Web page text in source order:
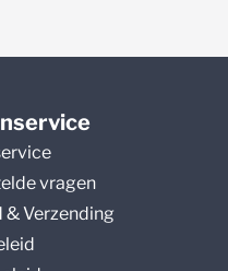
vragen
Verzending